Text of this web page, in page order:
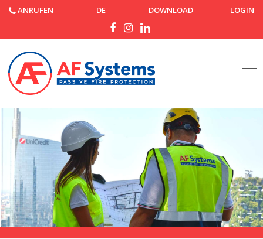
ANRUFEN DE DOWNLOAD LOGIN